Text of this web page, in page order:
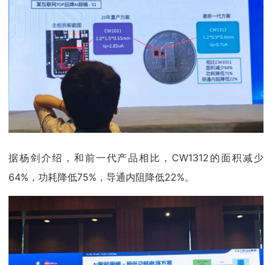
据杨剑介绍，和前一代产品相比，CW1312的面积减少
64%，功耗降低75%，导通内阻降低22%。